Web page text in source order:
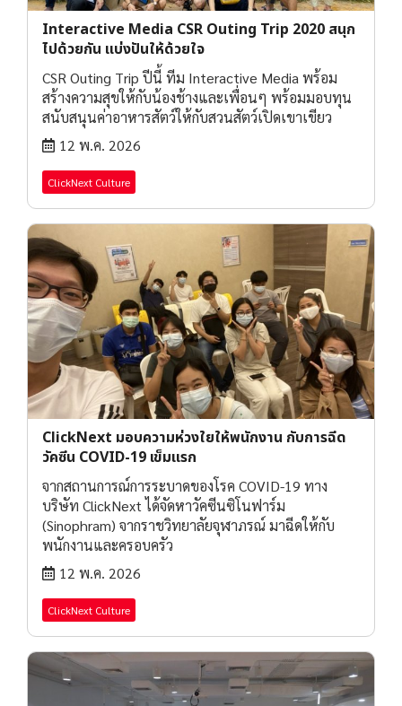
Interactive Media CSR Outing Trip 2020 สนุก
ไปด้วยกัน แบ่งปันให้ด้วยใจ
CSR Outing Trip ปีนี้ ทีม Interactive Media พร้อม
สร้างความสุขให้กับน้องช้างและเพื่อนๆ พร้อมมอบทุน
สนับสนุนค่าอาหารสัตว์ให้กับสวนสัตว์เปิดเขาเขียว
12 พ.ค. 2026
ClickNext Culture
ClickNext มอบความห่วงใยให้พนักงาน กับการฉีด
วัคซีน COVID-19 เข็มแรก
จากสถานการณ์การระบาดของโรค COVID-19 ทาง
บริษัท ClickNext ได้จัดหาวัคซีนซิโนฟาร์ม
(Sinophram) จากราชวิทยาลัยจุฬาภรณ์ มาฉีดให้กับ
พนักงานและครอบครัว
12 พ.ค. 2026
ClickNext Culture